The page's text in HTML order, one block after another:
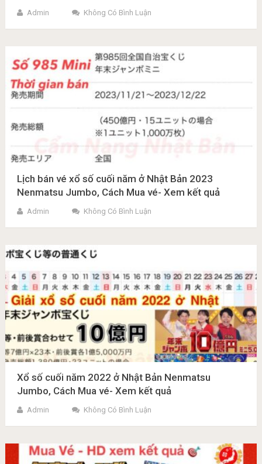
Admin Không Có Bình Luận
Lịch bán vé xổ số cuối năm ở Nhật Bản 2023
Nenmatsu Jumbo, Cách Mua vé- Xem kết quả
Admin Không Có Bình Luận
Xổ số cuối năm 2022 ở Nhật Bản Nenmatsu
Jumbo, Cách Mua vé- Xem kết quả
Admin Không Có Bình Luận